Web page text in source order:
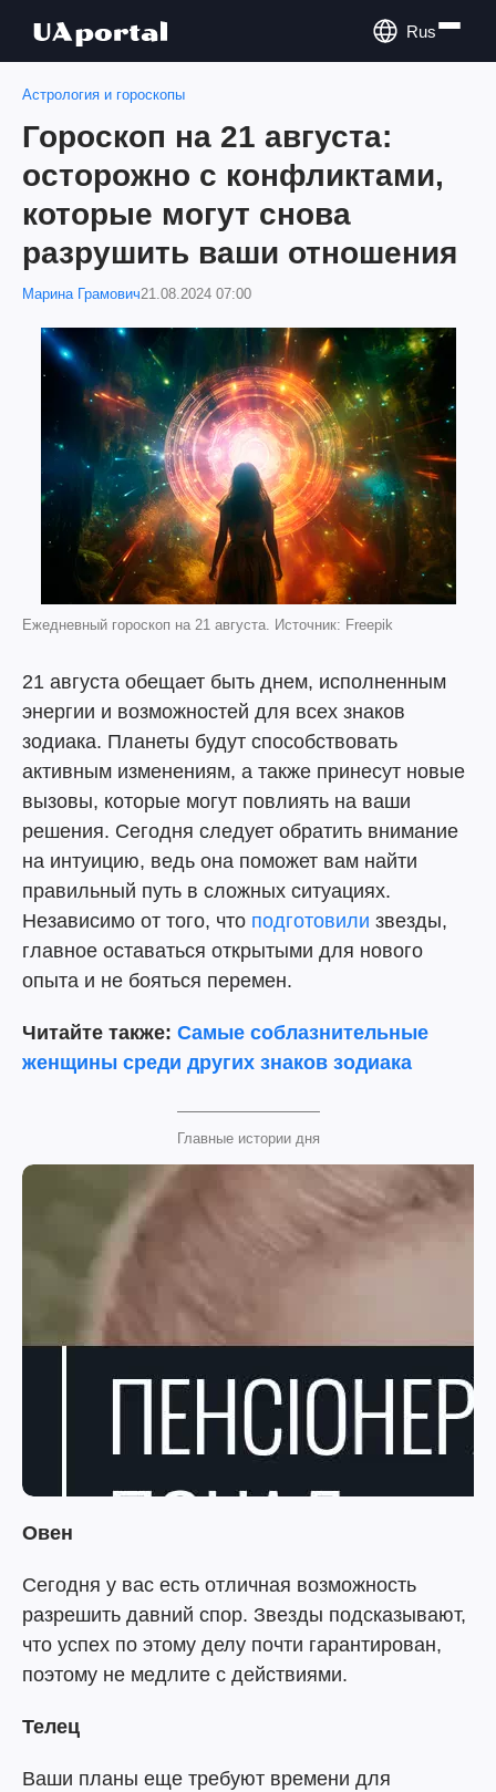
Rus
Астрология и гороскопы
Гороскоп на 21 августа:
осторожно с конфликтами,
которые могут снова
разрушить ваши отношения
Марина Грамович21.08.2024 07:00
Ежедневный гороскоп на 21 августа. Источник: Freepik
21 августа обещает быть днем, исполненным
энергии и возможностей для всех знаков
зодиака. Планеты будут способствовать
активным изменениям, а также принесут новые
вызовы, которые могут повлиять на ваши
решения. Сегодня следует обратить внимание
на интуицию, ведь она поможет вам найти
правильный путь в сложных ситуациях.
Независимо от того, что подготовили звезды,
главное оставаться открытыми для нового
опыта и не бояться перемен.
Читайте также: Самые соблазнительные
женщины среди других знаков зодиака
Главные истории дня
Овен
Сегодня у вас есть отличная возможность
разрешить давний спор. Звезды подсказывают,
что успех по этому делу почти гарантирован,
поэтому не медлите с действиями.
Телец
Ваши планы еще требуют времени для